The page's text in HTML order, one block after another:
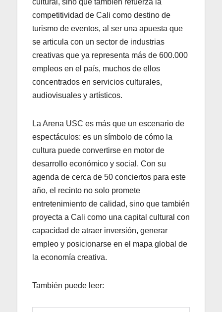
cultural, sino que también refuerza la
competitividad de Cali como destino de
turismo de eventos, al ser una apuesta que
se articula con un sector de industrias
creativas que ya representa más de 600.000
empleos en el país, muchos de ellos
concentrados en servicios culturales,
audiovisuales y artísticos.
La Arena USC es más que un escenario de
espectáculos: es un símbolo de cómo la
cultura puede convertirse en motor de
desarrollo económico y social. Con su
agenda de cerca de 50 conciertos para este
año, el recinto no solo promete
entretenimiento de calidad, sino que también
proyecta a Cali como una capital cultural con
capacidad de atraer inversión, generar
empleo y posicionarse en el mapa global de
la economía creativa.
También puede leer: